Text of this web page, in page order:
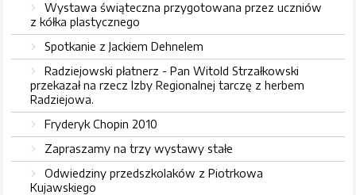
Wystawa świąteczna przygotowana przez uczniów
z kółka plastycznego
Spotkanie z Jackiem Dehnelem
Radziejowski płatnerz - Pan Witold Strzałkowski
przekazał na rzecz Izby Regionalnej tarczę z herbem
Radziejowa.
Fryderyk Chopin 2010
Zapraszamy na trzy wystawy stałe
Odwiedziny przedszkolaków z Piotrkowa
Kujawskiego